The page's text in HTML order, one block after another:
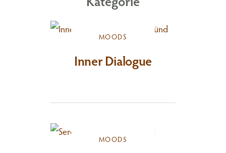
MOODS
Inner Dialogue
MOODS